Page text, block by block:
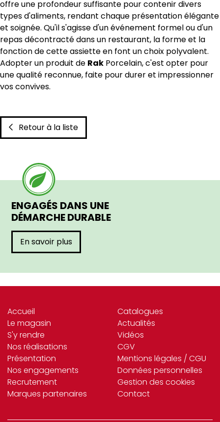
offre une profondeur suffisante pour contenir divers
types d'aliments, rendant chaque présentation élégante
et soignée. Qu'il s'agisse d'un événement formel ou d'un
repas décontracté dans un restaurant, la forme et la
fonction de cette assiette en font un choix polyvalent.
Adopter un produit de Rak Porcelain, c'est opter pour
une qualité reconnue, faite pour durer et impressionner
vos convives.
Retour à la liste
ENGAGÉS DANS UNE
DÉMARCHE DURABLE
En savoir plus
Accueil
Le magasin
S'y rendre
Nos réalisations
Présentation
Nos engagements
Recrutement
Marques partenaires
Catalogues
Actualités
Vidéos
CGV
Mentions légales / CGU
Données personnelles
Gestion des cookies
Contact